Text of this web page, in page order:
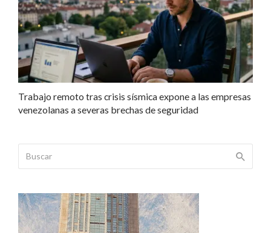
Trabajo remoto tras crisis sísmica expone a las empresas
venezolanas a severas brechas de seguridad